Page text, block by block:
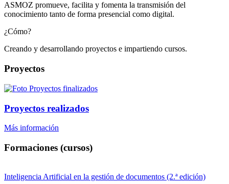
ASMOZ promueve, facilita y fomenta la transmisión del
conocimiento tanto de forma presencial como digital.
¿Cómo?
Creando y desarrollando proyectos e impartiendo cursos.
Proyectos
Proyectos realizados
Más información
Formaciones (cursos)
Inteligencia Artificial en la gestión de documentos (2.ª edición)